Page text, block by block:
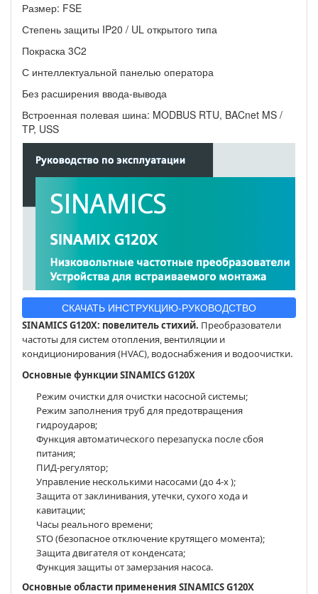
Размер: FSE
Степень защиты IP20 / UL открытого типа
Покраска 3C2
С интеллектуальной панелью оператора
Без расширения ввода-вывода
Встроенная полевая шина: MODBUS RTU, BACnet MS /
TP, USS
СКАЧАТЬ ИНСТРУКЦИЮ-РУКОВОДСТВО
SINAMICS G120X: повелитель стихий. Преобразователи
частоты для систем отопления, вентиляции и
кондиционирования (HVAC), водоснабжения и водоочистки.
Основные функции SINAMICS G120X
Режим очистки для очистки насосной системы;
Режим заполнения труб для предотвращения
гидроударов;
Функция автоматического перезапуска после сбоя
питания;
ПИД-регулятор;
Управление несколькими насосами (до 4-х );
Защита от заклинивания, утечки, сухого хода и
кавитации;
Часы реального времени;
STO (безопасное отключение крутящего момента);
Защита двигателя от конденсата;
Функция защиты от замерзания насоса.
Основные области применения SINAMICS G120X